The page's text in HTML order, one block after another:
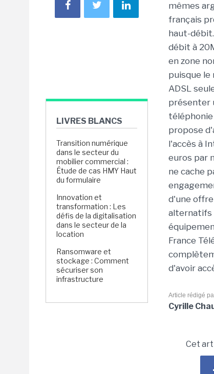
LIVRES BLANCS
Transition numérique
dans le secteur du
mobilier commercial :
Étude de cas HMY Haut
du formulaire
Innovation et
transformation : Les
défis de la digitalisation
dans le secteur de la
location
Ransomware et
stockage : Comment
sécuriser son
infrastructure
mêmes
français
haut-
débit à
en zone
puisque le
ADSL
présenter
propose
l'accès à
euros par
ne cache
d'une
alternatifs
France
d'avoir
Article rédigé
Cyrille
Cet